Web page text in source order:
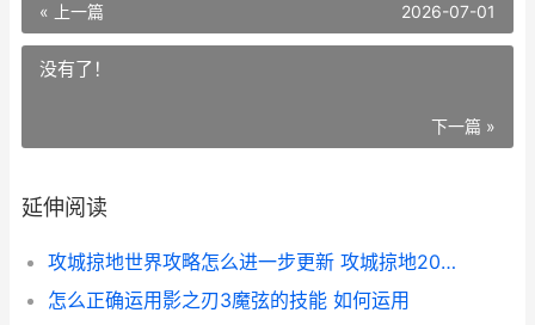
« 上一篇 2026-07-01
没有了！
下一篇 »
延伸阅读
攻城掠地世界攻略怎么进一步更新 攻城掠地2021攻略
怎么正确运用影之刃3魔弦的技能 如何运用